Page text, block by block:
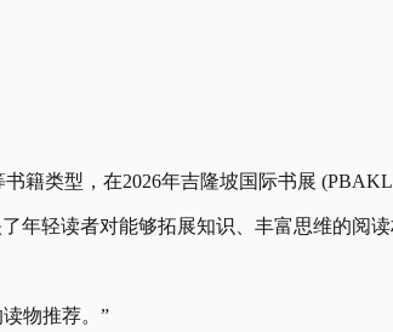
籍类型，在2026年吉隆坡国际书展
年轻读者对能够拓展知识、丰富思维的阅读
物推荐。”